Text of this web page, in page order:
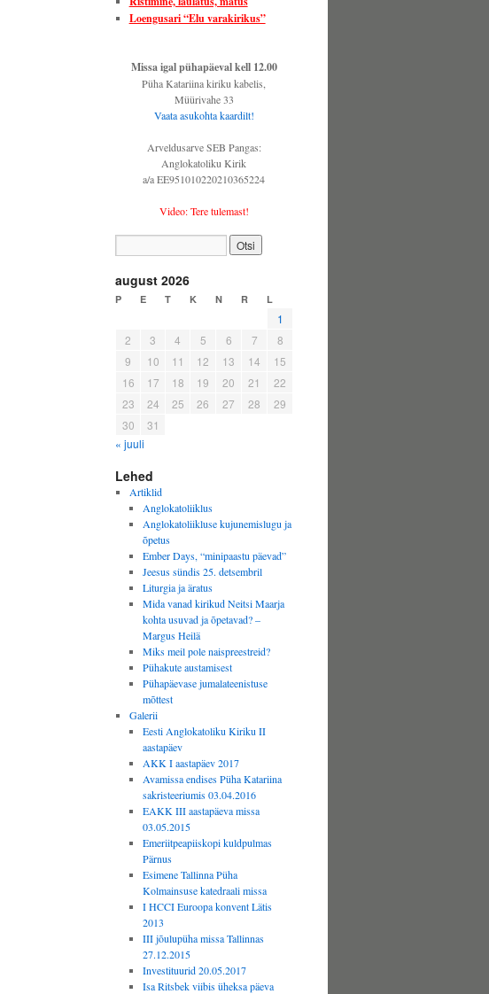
Loengusari “Elu varakirikus”
Missa igal pühapäeval kell 12.00
Püha Katariina kiriku kabelis,
Müürivahe 33
Vaata asukohta kaardilt!
Arveldusarve SEB Pangas:
Anglokatoliku Kirik
a/a EE951010220210365224
Video: Tere tulemast!
august 2026
P E T K N R L
1
2
3 4 5 6 7
8
9
10 11 12 13 14
15
16
17 18 19 20 21
22
23
24 25 26 27 28
29
30
31
« juuli
Lehed
Artiklid
Anglokatoliiklus
Anglokatoliikluse kujunemislugu ja
õpetus
Ember Days, “minipaastu päevad”
Jeesus sündis 25. detsembril
Liturgia ja äratus
Mida vanad kirikud Neitsi Maarja
kohta usuvad ja õpetavad? –
Margus Heilä
Miks meil pole naispreestreid?
Pühakute austamisest
Pühapäevase jumalateenistuse
mõttest
Galerii
Eesti Anglokatoliku Kiriku II
aastapäev
AKK I aastapäev 2017
Avamissa endises Püha Katariina
sakristeeriumis 03.04.2016
EAKK III aastapäeva missa
03.05.2015
Emeriitpeapiiskopi kuldpulmas
Pärnus
Esimene Tallinna Püha
Kolmainsuse katedraali missa
I HCCI Euroopa konvent Lätis
2013
III jõulupüha missa Tallinnas
27.12.2015
Investituurid 20.05.2017
Isa Ritsbek viibis üheksa päeva